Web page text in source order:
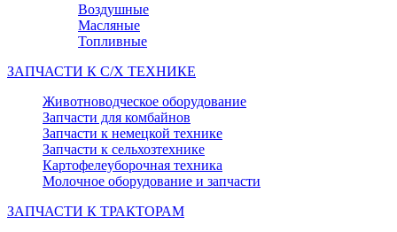
Воздушные
Масляные
Топливные
ЗАПЧАСТИ К С/Х ТЕХНИКЕ
Животноводческое оборудование
Запчасти для комбайнов
Запчасти к немецкой технике
Запчасти к сельхозтехнике
Картофелеуборочная техника
Молочное оборудование и запчасти
ЗАПЧАСТИ К ТРАКТОРАМ